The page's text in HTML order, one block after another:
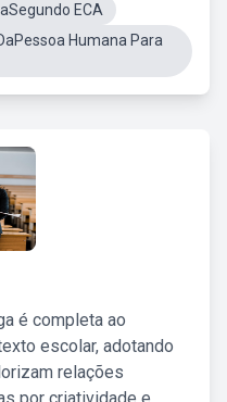
ECA
Humana Para
é completa ao
escolar, adotando
relações